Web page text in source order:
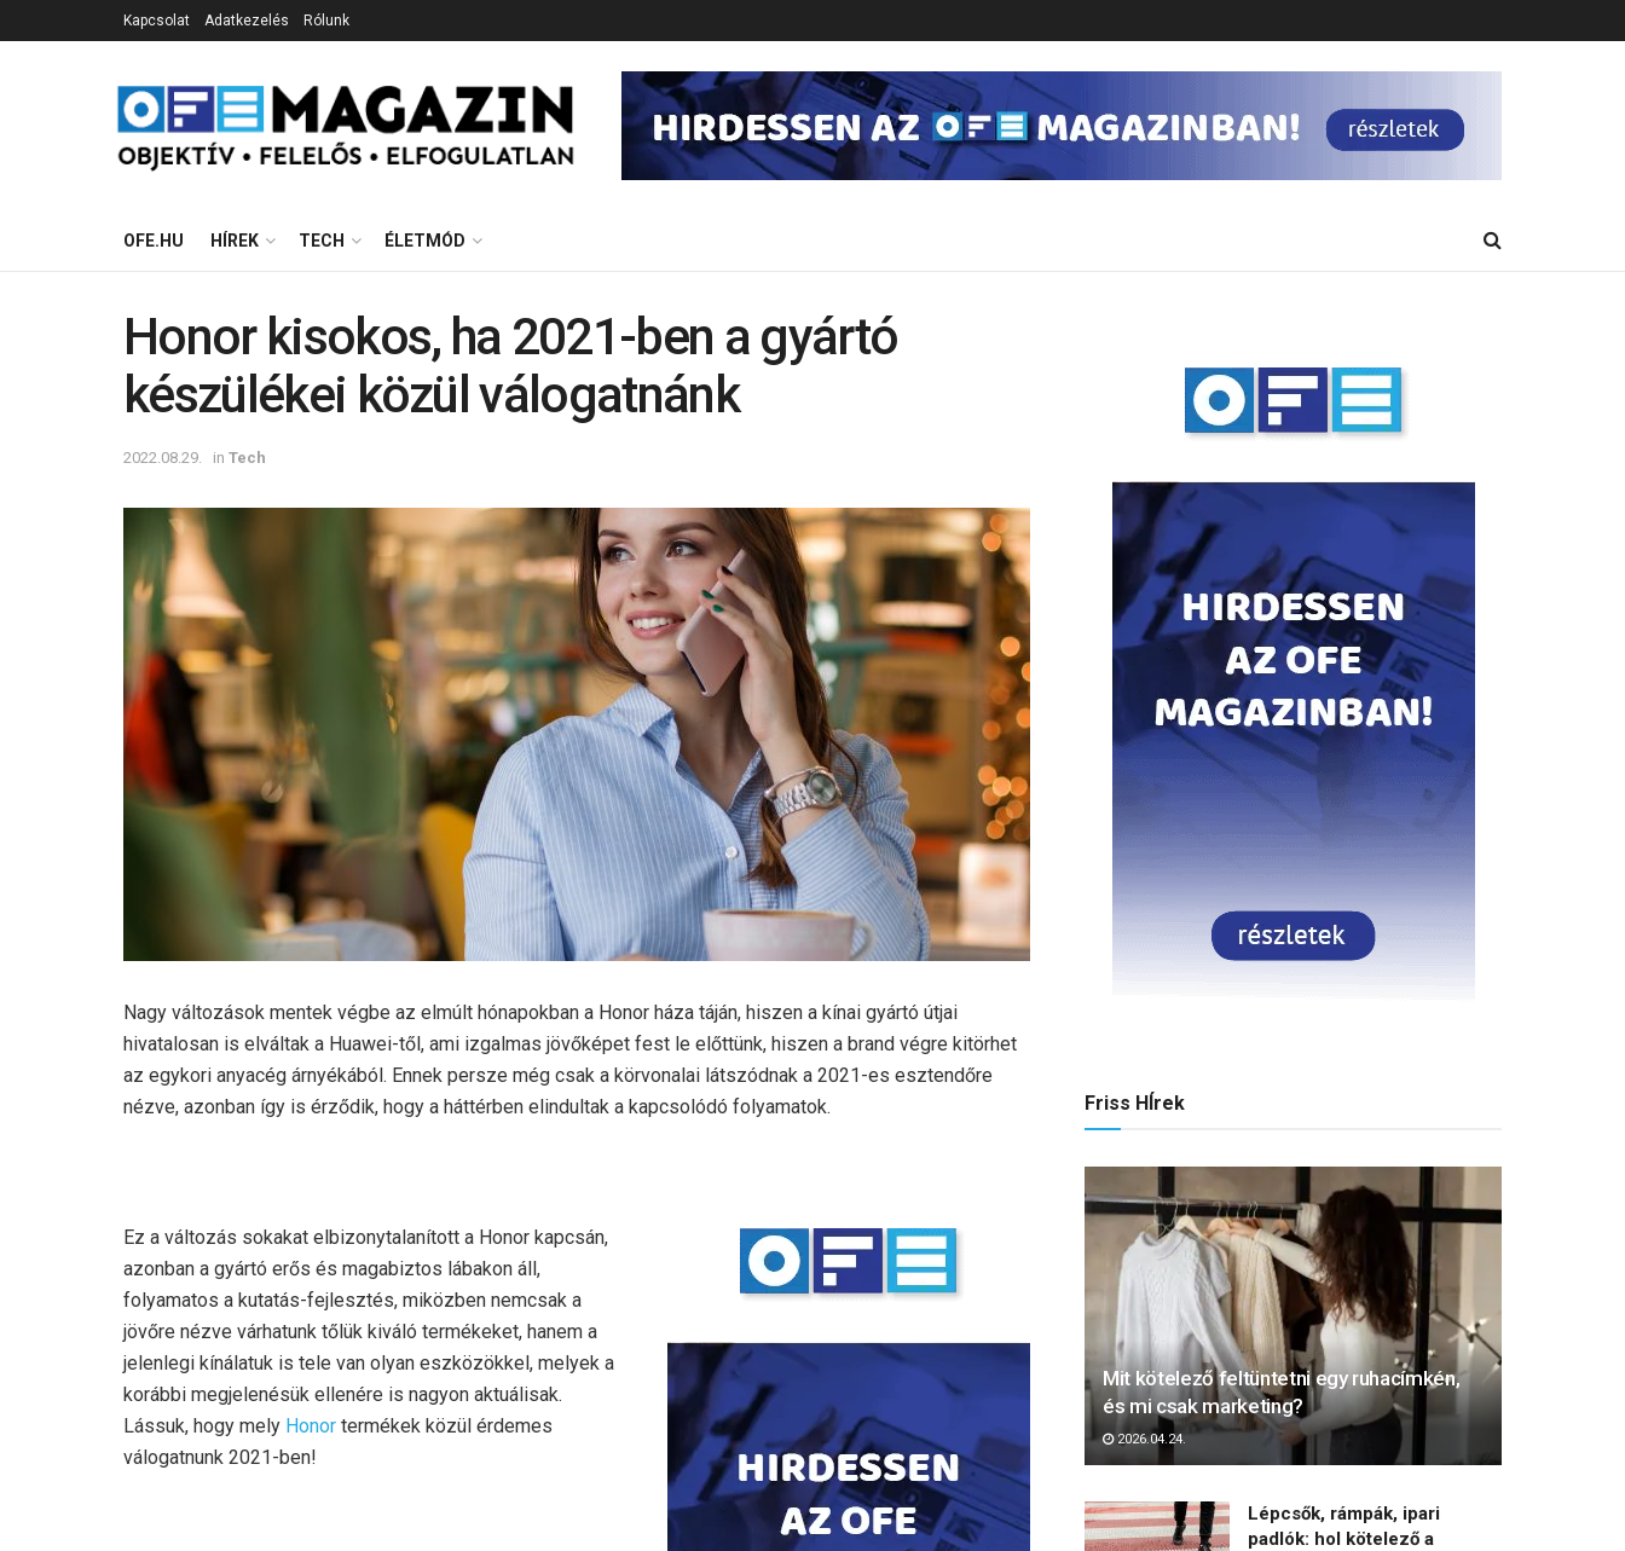
Kapcsolat Adatkezelés Rólunk
OFE.HU HÍREK TECH ÉLETMÓD
Honor kisokos, ha 2021-ben a gyártó
készülékei közül válogatnánk
2022.08.29. in Tech
Nagy változások mentek végbe az elmúlt hónapokban a Honor háza táján, hiszen a kínai gyártó útjai
hivatalosan is elváltak a Huawei-től, ami izgalmas jövőképet fest le előttünk, hiszen a brand végre kitörhet
az egykori anyacég árnyékából. Ennek persze még csak a körvonalai látszódnak a 2021-es esztendőre
nézve, azonban így is érződik, hogy a háttérben elindultak a kapcsolódó folyamatok.
Ez a változás sokakat elbizonytalanított a Honor kapcsán,
azonban a gyártó erős és magabiztos lábakon áll,
folyamatos a kutatás-fejlesztés, miközben nemcsak a
jövőre nézve várhatunk tőlük kiváló termékeket, hanem a
jelenlegi kínálatuk is tele van olyan eszközökkel, melyek a
korábbi megjelenésük ellenére is nagyon aktuálisak.
Lássuk, hogy mely Honor termékek közül érdemes
válogatnunk 2021-ben!
Friss HÍrek
Mit kötelező feltüntetni egy ruhacímkén,
és mi csak marketing?
2026.04.24.
Lépcsők, rámpák, ipari
padlók: hol kötelező a